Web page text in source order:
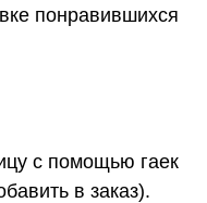
понравившихся
с помощью гаек
в заказ).